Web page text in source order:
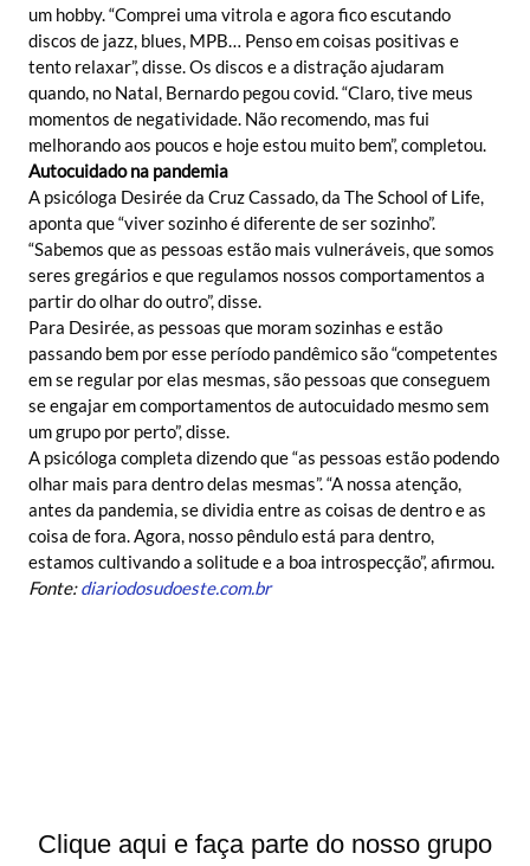
um hobby. “Comprei uma vitrola e agora fico escutando
discos de jazz, blues, MPB… Penso em coisas positivas e
tento relaxar”, disse. Os discos e a distração ajudaram
quando, no Natal, Bernardo pegou covid. “Claro, tive meus
momentos de negatividade. Não recomendo, mas fui
melhorando aos poucos e hoje estou muito bem”, completou.
Autocuidado na pandemia
A psicóloga Desirée da Cruz Cassado, da The School of Life,
aponta que “viver sozinho é diferente de ser sozinho”.
“Sabemos que as pessoas estão mais vulneráveis, que somos
seres gregários e que regulamos nossos comportamentos a
partir do olhar do outro”, disse.
Para Desirée, as pessoas que moram sozinhas e estão
passando bem por esse período pandêmico são “competentes
em se regular por elas mesmas, são pessoas que conseguem
se engajar em comportamentos de autocuidado mesmo sem
um grupo por perto”, disse.
A psicóloga completa dizendo que “as pessoas estão podendo
olhar mais para dentro delas mesmas”. “A nossa atenção,
antes da pandemia, se dividia entre as coisas de dentro e as
coisa de fora. Agora, nosso pêndulo está para dentro,
estamos cultivando a solitude e a boa introspecção”, afirmou.
Fonte:diariodosudoeste.com.br
Clique aqui e faça parte do nosso grupo